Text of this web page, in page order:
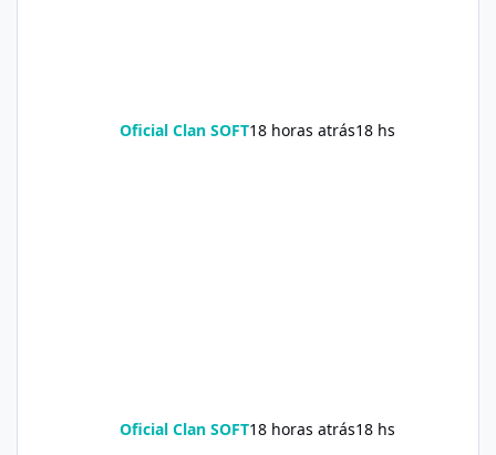
Oficial Clan SOFT18 horas atrás18 hs
Oficial Clan SOFT18 horas atrás18 hs